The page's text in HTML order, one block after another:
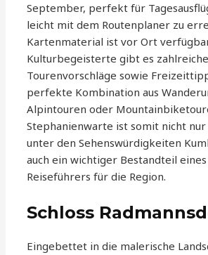
September, perfekt für
leicht mit dem Routenplaner zu
Kartenmaterial ist vor Ort
Kulturbegeisterte gibt es zahlreiche
Tourenvorschläge sowie
perfekte Kombination aus
Alpintouren oder
Stephanienwarte ist somit nicht
unter den Sehenswürdigkeiten
auch ein wichtiger Bestandteil
Reiseführers für die Region.
Schloss
Eingebettet in die malerische